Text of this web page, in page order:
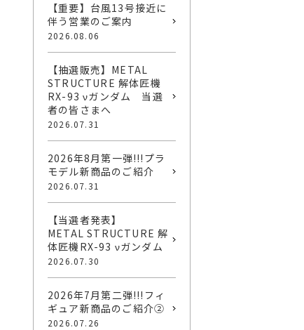
【重要】台風13号接近に
伴う営業のご案内
2026.08.06
【抽選販売】METAL
STRUCTURE 解体匠機
RX-93 νガンダム 当選
者の皆さまへ
2026.07.31
2026年8月第一弾!!!プラ
モデル新商品のご紹介
2026.07.31
【当選者発表】
METAL STRUCTURE 解
体匠機RX-93 νガンダム
2026.07.30
2026年7月第二弾!!!フィ
ギュア新商品のご紹介②
2026.07.26